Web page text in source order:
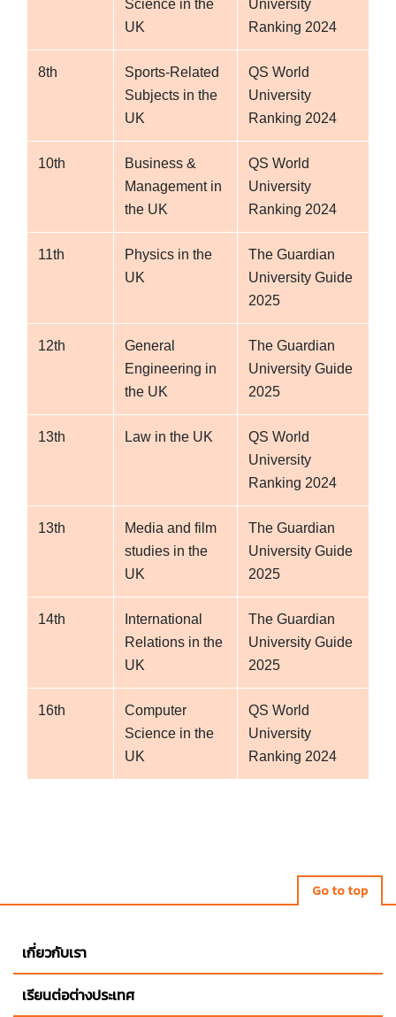
Science in the
UK
University
Ranking 2024
8th
Sports-Related
Subjects in the
UK
QS World
University
Ranking 2024
10th
Business &
Management in
the UK
QS World
University
Ranking 2024
11th
Physics in the
UK
The Guardian
University Guide
2025
12th
General
Engineering in
the UK
The Guardian
University Guide
2025
13th Law in the UK
QS World
University
Ranking 2024
13th
Media and film
studies in the
UK
The Guardian
University Guide
2025
14th
International
Relations in the
UK
The Guardian
University Guide
2025
16th
Computer
Science in the
UK
QS World
University
Ranking 2024
Go to top
เกี่ยวกับเรา
เรียนต่อต่างประเทศ